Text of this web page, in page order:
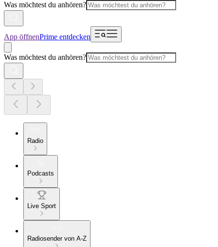
Was möchtest du anhören?
App öffnenPrime entdecken
Was möchtest du anhören?
Radio
Podcasts
Live Sport
Radiosender von A-Z